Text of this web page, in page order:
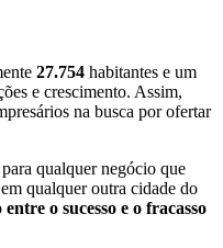
27.754 habitantes e um
e crescimento. Assim,
na busca por ofertar
qualquer negócio que
qualquer outra cidade do
o sucesso e o fracasso